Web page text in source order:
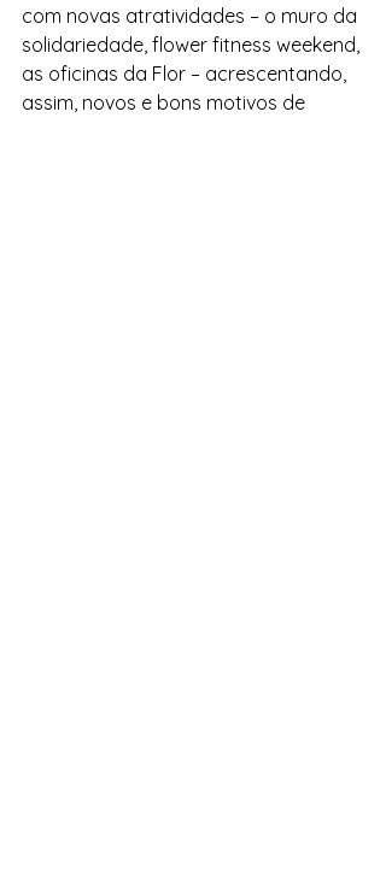
com novas atratividades – o muro da
solidariedade, flower fitness weekend,
as oficinas da Flor – acrescentando,
assim, novos e bons motivos de